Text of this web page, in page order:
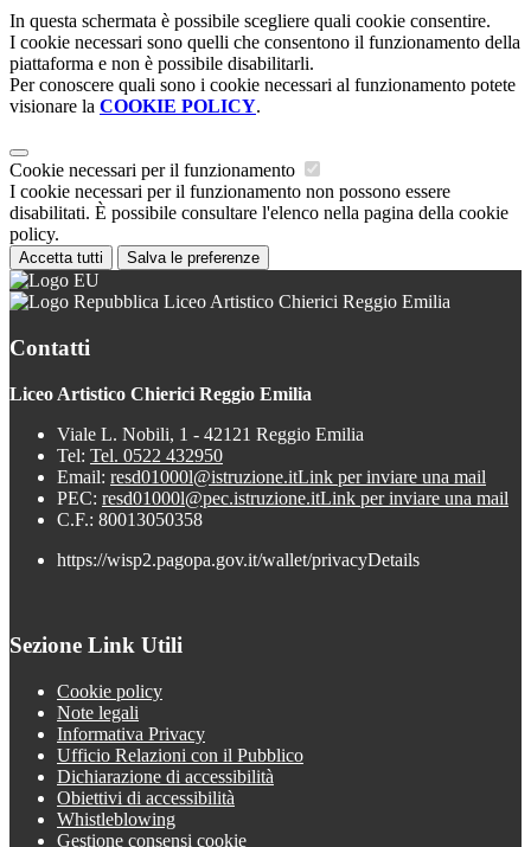
In questa schermata è possibile scegliere quali cookie consentire.
I cookie necessari sono quelli che consentono il funzionamento della
piattaforma e non è possibile disabilitarli.
Per conoscere quali sono i cookie necessari al funzionamento potete
visionare la COOKIE POLICY.
Cookie necessari per il funzionamento
I cookie necessari per il funzionamento non possono essere
disabilitati. È possibile consultare l'elenco nella pagina della cookie
policy.
Accetta tutti Salva le preferenze
Liceo Artistico Chierici Reggio Emilia
Contatti
Liceo Artistico Chierici Reggio Emilia
Viale L. Nobili, 1 - 42121 Reggio Emilia
Tel: Tel. 0522 432950
Email: resd01000l@istruzione.itLink per inviare una mail
PEC: resd01000l@pec.istruzione.itLink per inviare una mail
C.F.: 80013050358
https://wisp2.pagopa.gov.it/wallet/privacyDetails
Sezione Link Utili
Cookie policy
Note legali
Informativa Privacy
Ufficio Relazioni con il Pubblico
Dichiarazione di accessibilità
Obiettivi di accessibilità
Whistleblowing
Gestione consensi cookie